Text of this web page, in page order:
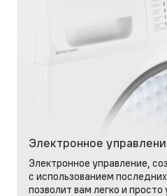
Электронное
Электронное управление,
с использованием
позволит вам легко и просто